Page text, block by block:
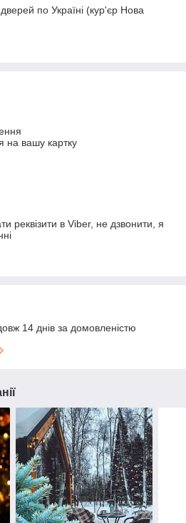
по Україні (кур'єр Нова
на вашу картку
реквізити в Viber, не дзвонити, я
14 днів за домовленістю